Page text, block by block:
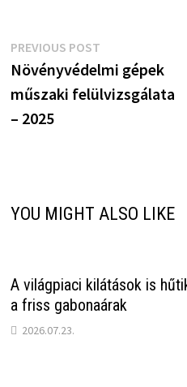
Bejegyzés
navigáció
PREVIOUS POSTPrevious
post:
Növényvédelmi gépek
műszaki felülvizsgálata
– 2025
YOU MIGHT ALSO LIKE
A világpiaci kilátások is
a friss gabonaárak
2026.07.23.